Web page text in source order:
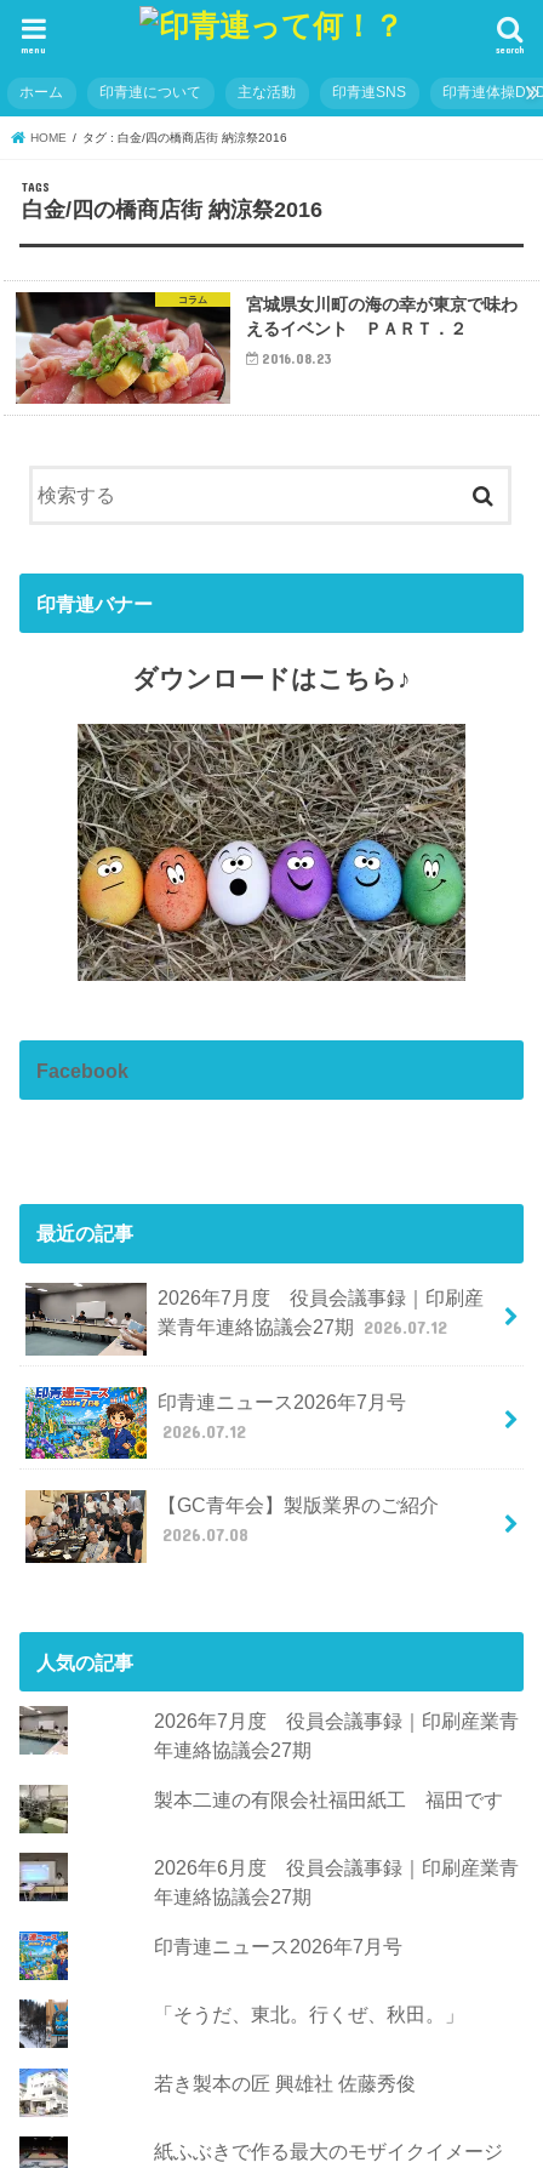
search
menu
ホーム 印青連について 主な活動 印青連SNS 印青連体操
HOME タグ : 白金/四の橋商店街 納涼祭2016
白金/四の橋商店街 納涼祭2016
コラム
宮城県女川町の海の幸が東京で味わ
えるイベント ＰＡＲＴ．２
2016.08.23
印青連バナー
ダウンロードはこちら♪
Facebook
最近の記事
2026年7月度 役員会議事録｜印刷産
業青年連絡協議会27期 2026.07.12
印青連ニュース2026年7月号
2026.07.12
【GC青年会】製版業界のご紹介
2026.07.08
人気の記事
2026年7月度 役員会議事録｜印刷産業青
年連絡協議会27期
製本二連の有限会社福田紙工 福田です
2026年6月度 役員会議事録｜印刷産業青
年連絡協議会27期
印青連ニュース2026年7月号
「そうだ、東北。行くぜ、秋田。」
若き製本の匠 興雄社 佐藤秀俊
紙ふぶきで作る最大のモザイクイメージ